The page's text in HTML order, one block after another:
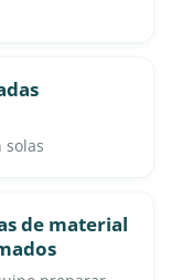
solas
de material